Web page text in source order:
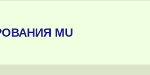
MU